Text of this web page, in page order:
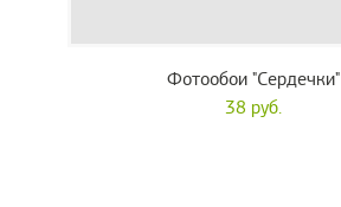
Фотообои "Сердечки"
38 руб.